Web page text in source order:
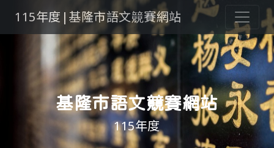
115年度|基隆市語文竸賽網站
基隆市語文竸賽網站
115年度